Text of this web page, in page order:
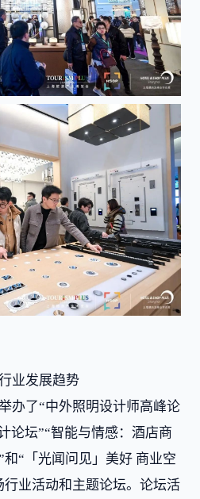
业发展趋势
办了“中外照明设计师高峰论
论坛”“智能与情感：酒店商
“「光闻问见」美好 商业空
行业活动和主题论坛。论坛活